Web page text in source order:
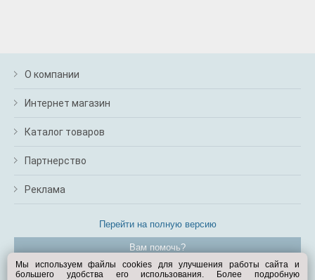
О компании
Интернет магазин
Каталог товаров
Партнерство
Реклама
Перейти на полную версию
Вам помочь?
Мы используем файлы cookies для улучшения работы сайта и
большего удобства его использования. Более подробную